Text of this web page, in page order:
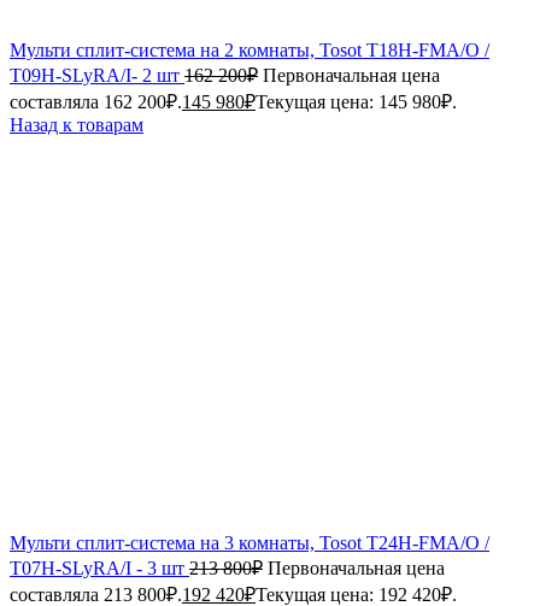
Мульти сплит-система на 2 комнаты, Tosot T18H-FMA/O /
T09H-SLyRA/I- 2 шт 162 200₽ Первоначальная цена
составляла 162 200₽.145 980₽Текущая цена: 145 980₽.
Назад к товарам
Мульти сплит-система на 3 комнаты, Tosot T24H-FMA/O /
T07H-SLyRA/I - 3 шт 213 800₽ Первоначальная цена
составляла 213 800₽.192 420₽Текущая цена: 192 420₽.